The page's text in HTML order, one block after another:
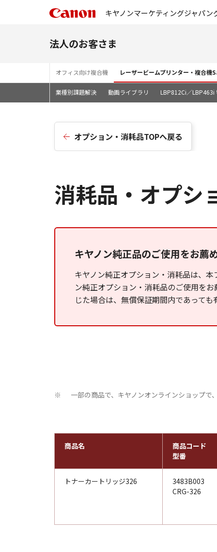
キヤノンマーケティングジャパン
法人のお客さま
オフィス向け複合機 レーザービームプリンター・複合
業種別課題解決 動画ライブラリ LBP812Ci／LBP463i
オプション・消耗品TOPへ戻る
消耗品・オプシ
キヤノン純正品のご使用をお薦
キヤノン純正オプション・消耗品は、
ン純正オプション・消耗品のご使用を
じた場合は、無償保証期間内であって
※ 一部の商品で、キヤノンオンラインショップ
商品名
商品コード
型番
トナーカートリッジ326
3483B003
CRG-326